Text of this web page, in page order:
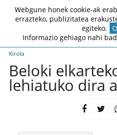
Kirola
Beloki
lehiatuko dira
Webgune honek cookie-ak
errazteko, publizitatea
egiteko.
Informazio gehiago nahi